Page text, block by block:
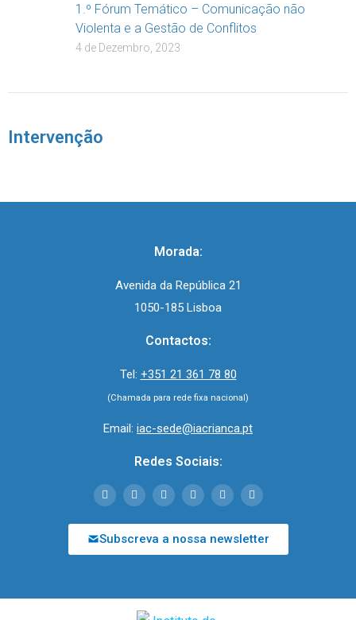
1.º Fórum Temático – Comunicação não
Violenta e a Gestão de Conflitos
4 de Dezembro, 2023
Intervenção
Morada:
Avenida da República 21
1050-185 Lisboa
Contactos:
Tel: +351 21 361 78 80
(Chamada para rede fixa nacional)
Email: iac-sede@iacrianca.pt
Redes Sociais:
Subscreva a nossa newsletter